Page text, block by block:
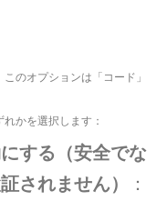
のオプションは「コード」
かを選択します：
する（安全でな
されません）
：